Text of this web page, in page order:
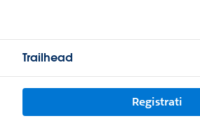
Trailhead
Registrati